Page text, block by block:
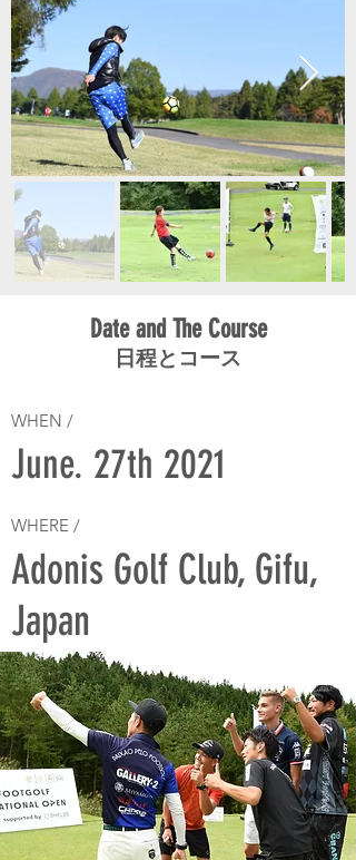
Date and The Course
日程とコース
WHEN /
June. 27th 2021
WHERE /
Adonis Golf Club, Gifu,
Japan